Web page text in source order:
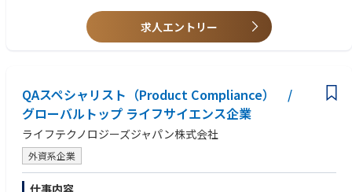
・ 主にメールや電話を介した問い合わせ対応・ 製品トレーニングおよび
サポートコンテンツの提供
【仕事内容】
担当エリアにおける売上目標の達成に向け、以下の業務を担当いただきま
す。
・大学、公的研究機関、製薬企業、食品関連企業などへの遺伝子解析機
器・消耗品の提案営業
・既存顧客への深耕営業、更新提案、追加導入提案
・新規顧客の開拓および競合製品からの切り替え提案
・公的研究機関における研究業務に携わった経験がある
・学会等でオーラルによる発表経験がある
求人エントリー
QAスペシャリスト（Product Compliance） /
グローバルトップ ライフサイエンス企業
ライフテクノロジーズジャパン株式会社
外資系企業